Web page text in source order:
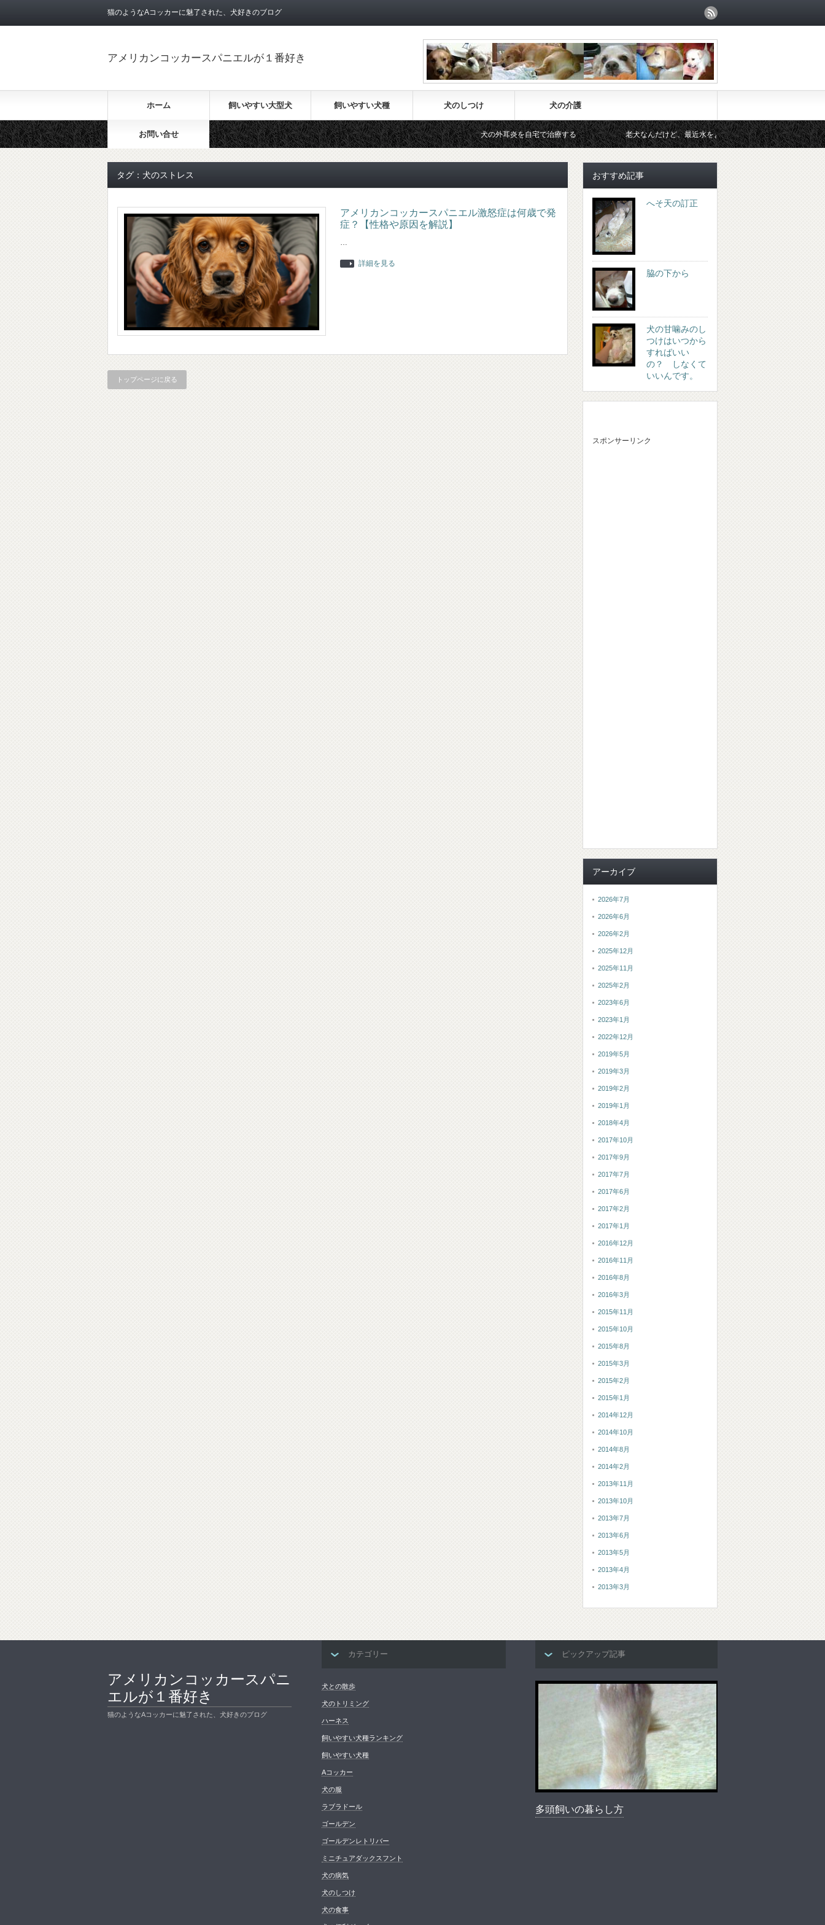
猫のようなAコッカーに魅了された、犬好きのブログ
アメリカンコッカースパニエルが１番好き
ホーム 飼いやすい大型犬 飼いやすい犬種 犬のしつけ 犬の介護
お問い合せ 犬の外耳炎を自宅で治療する 老犬なんだけど、最近水をよく飲むようになったと相談されました。
タグ：犬のストレス
アメリカンコッカースパニエル激怒症は何歳で発
症？【性格や原因を解説】
…
詳細を見る
トップページに戻る
おすすめ記事
へそ天の訂正
脇の下から
犬の甘噛みのし
つけはいつから
すればいい
の？ しなくて
いいんです。
スポンサーリンク
アーカイブ
2026年7月
2026年6月
2026年2月
2025年12月
2025年11月
2025年2月
2023年6月
2023年1月
2022年12月
2019年5月
2019年3月
2019年2月
2019年1月
2018年4月
2017年10月
2017年9月
2017年7月
2017年6月
2017年2月
2017年1月
2016年12月
2016年11月
2016年8月
2016年3月
2015年11月
2015年10月
2015年8月
2015年3月
2015年2月
2015年1月
2014年12月
2014年10月
2014年8月
2014年2月
2013年11月
2013年10月
2013年7月
2013年6月
2013年5月
2013年4月
2013年3月
カテゴリー
犬との散歩
犬のトリミング
ハーネス
飼いやすい犬種ランキング
飼いやすい犬種
Aコッカー
犬の服
ラブラドール
ゴールデン
ゴールデンレトリバー
ミニチュアダックスフント
犬の病気
犬のしつけ
犬の食事
ピックアップ記事
多頭飼いの暮らし方
アメリカンコッカースパニ
エルが１番好き
猫のようなAコッカーに魅了された、犬好きのブログ